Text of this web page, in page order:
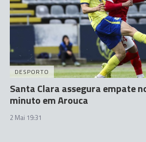
DESPORTO
Santa Clara assegura empate
minuto em Arouca
2 Mai 19:31